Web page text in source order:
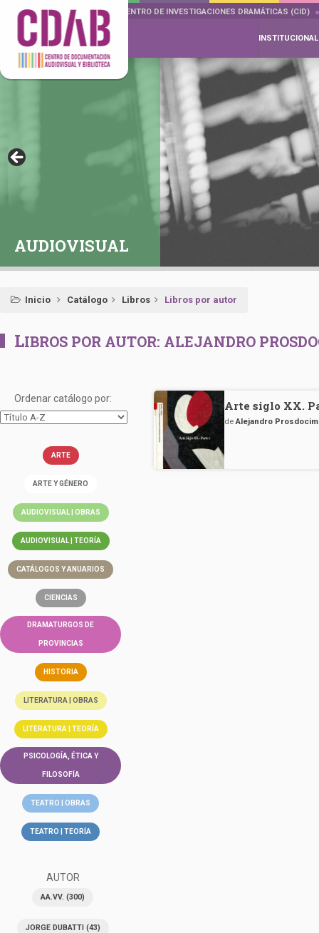
DOCUMENTA DRAMÁTICAS CENTRO DE INVESTIGACIONES DRAMÁTICAS (CID)
INSTITUCIONAL
AUDIOVISUAL
Inicio Catálogo Libros Libros por autor
LIBROS POR AUTOR: ALEJANDRO
Ordenar catálogo por:
ARTE
ARTE Y GÉNERO
AUDIOVISUAL | OBRAS
AUDIOVISUAL | TEORÍA
CATÁLOGOS Y ANUARIOS
CIENCIAS
DRAMATURGOS DE
PROVINCIAS
HISTORIA
LITERATURA | OBRAS
LITERATURA | TEORÍA
PSICOLOGÍA, ÉTICA Y
FILOSOFÍA
TEATRO | OBRAS
TEATRO | TEORÍA
AUTOR
AA.VV. (300)
JORGE DUBATTI(43)
Arte siglo XX.
deAlejandro